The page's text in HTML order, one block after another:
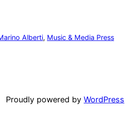
Alberti, Music & Media Press
Proudly powered by WordPress